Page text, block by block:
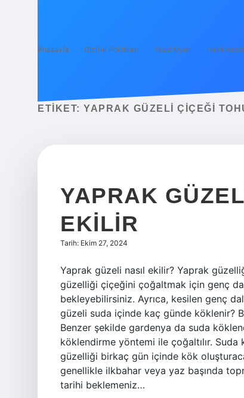
Anasayfa Gizlilik Politikası Yasal Uyarı
ETIKET: YAPRAK GÜZELI ÇIÇEĞI
YAPRAK
EKILIR
Tarih: Ekim 27, 2024
Yaprak güzeli nasıl ekilir? Yaprak
güzelliği çiçeğini çoğaltmak için genç
bekleyebilirsiniz. Ayrıca, kesilen genç
güzeli suda içinde kaç günde köklenir?
Benzer şekilde gardenya da suda
köklendirme yöntemi ile çoğaltılır.
güzelliği birkaç gün içinde kök
genellikle ilkbahar veya yaz başında
tarihi beklemeniz…